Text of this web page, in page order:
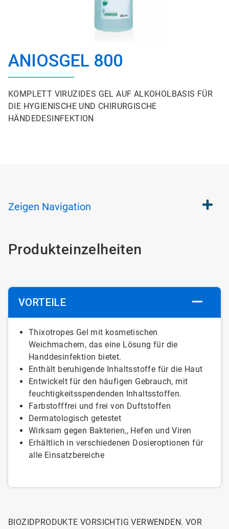
ANIOSGEL 800
KOMPLETT VIRUZIDES GEL AUF ALKOHOLBASIS FÜR
DIE HYGIENISCHE UND CHIRURGISCHE
HÄNDEDESINFEKTION
Zeigen Navigation
Produkteinzelheiten
VORTEILE
Thixotropes Gel mit kosmetischen
Weichmachern, daseine Lösungfür die
Handdesinfektion bietet.
Enthält beruhigende Inhaltsstoffe für die Haut
Entwickeltfürden häufigen Gebrauch, mit
feuchtigkeitsspendenden Inhaltsstoffen.
Farbstofffrei undfrei von Duftstoffen
Dermatologisch getestet
Wirksamgegen Bakterien,, Hefen undViren
Erhältlich in verschiedenen Dosieroptionen für
alle Einsatzbereiche
BIOZIDPRODUKTE VORSICHTIG VERWENDEN. VOR